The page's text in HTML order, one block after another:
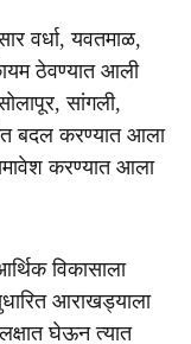
वर्धा, यवतमाळ,
ठेवण्यात आली
सांगली,
बदल करण्यात आला
करण्यात आला
विकासाला
आराखड्याला
घेऊन त्यात